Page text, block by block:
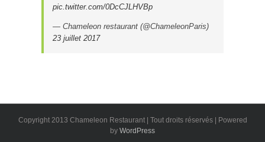
pic.twitter.com/0DcCJLHVBp
— Chameleon restaurant (@ChameleonParis)
23 juillet 2017
Copyright 2013 Chameleon Restaurant | Tout droits réservés | Powered
by WordPress